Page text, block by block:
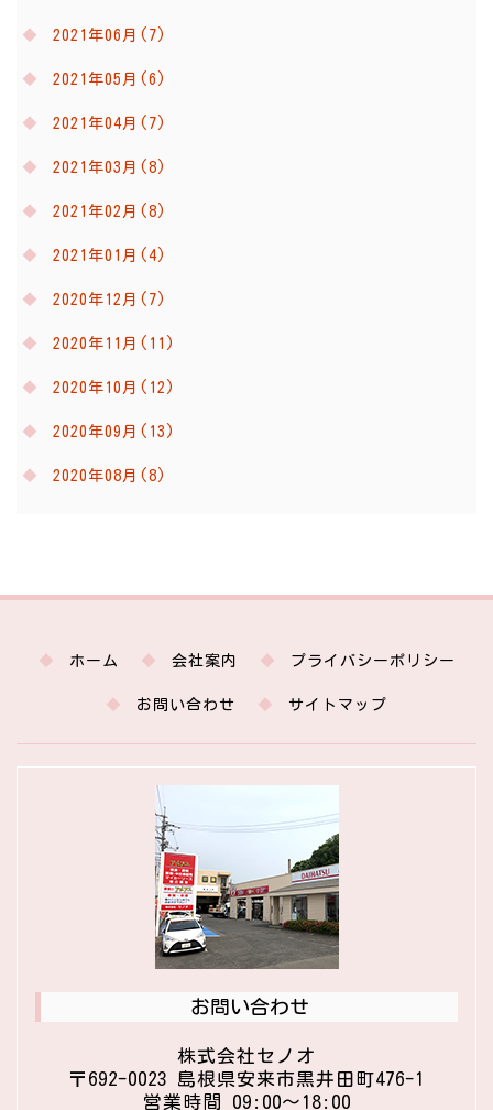
2021年06月(7)
2021年05月(6)
2021年04月(7)
2021年03月(8)
2021年02月(8)
2021年01月(4)
2020年12月(7)
2020年11月(11)
2020年10月(12)
2020年09月(13)
2020年08月(8)
ホーム 会社案内 プライバシーポリシー
お問い合わせ サイトマップ
お問い合わせ
株式会社セノオ
〒692-0023 島根県安来市黒井田町476-1
営業時間 09:00〜18:00